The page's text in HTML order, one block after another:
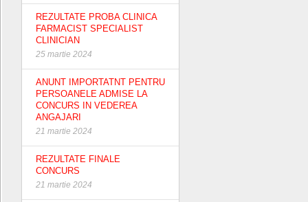
REZULTATE PROBA CLINICA
FARMACIST SPECIALIST
CLINICIAN
25 martie 2024
ANUNT IMPORTATNT PENTRU
PERSOANELE ADMISE LA
CONCURS IN VEDEREA
ANGAJARI
21 martie 2024
REZULTATE FINALE
CONCURS
21 martie 2024